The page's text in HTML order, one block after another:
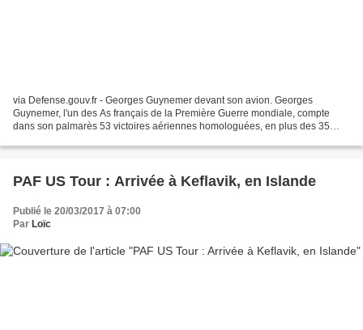
via Defense.gouv.fr - Georges Guynemer devant son avion. Georges
Guynemer, l'un des As français de la Première Guerre mondiale, compte
dans son palmarès 53 victoires aériennes homologuées, en plus des 35
PAF US Tour : Arrivée à Keflavik, en Islande
Publié le 20/03/2017 à 07:00
Par Loïc